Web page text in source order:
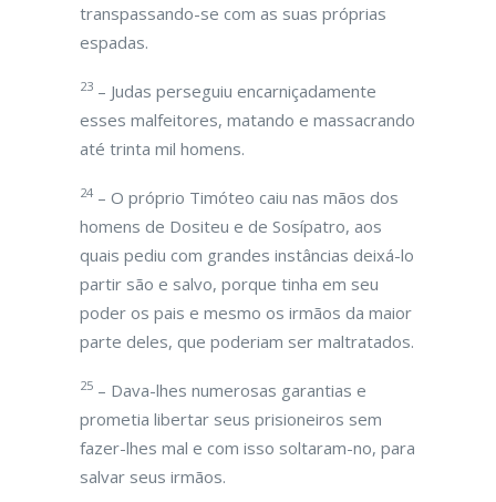
transpassando-se com as suas próprias
espadas.
23 – Judas perseguiu encarniçadamente
esses malfeitores, matando e massacrando
até trinta mil homens.
24 – O próprio Timóteo caiu nas mãos dos
homens de Dositeu e de Sosípatro, aos
quais pediu com grandes instâncias deixá-lo
partir são e salvo, porque tinha em seu
poder os pais e mesmo os irmãos da maior
parte deles, que poderiam ser maltratados.
25 – Dava-lhes numerosas garantias e
prometia libertar seus prisioneiros sem
fazer-lhes mal e com isso soltaram-no, para
salvar seus irmãos.